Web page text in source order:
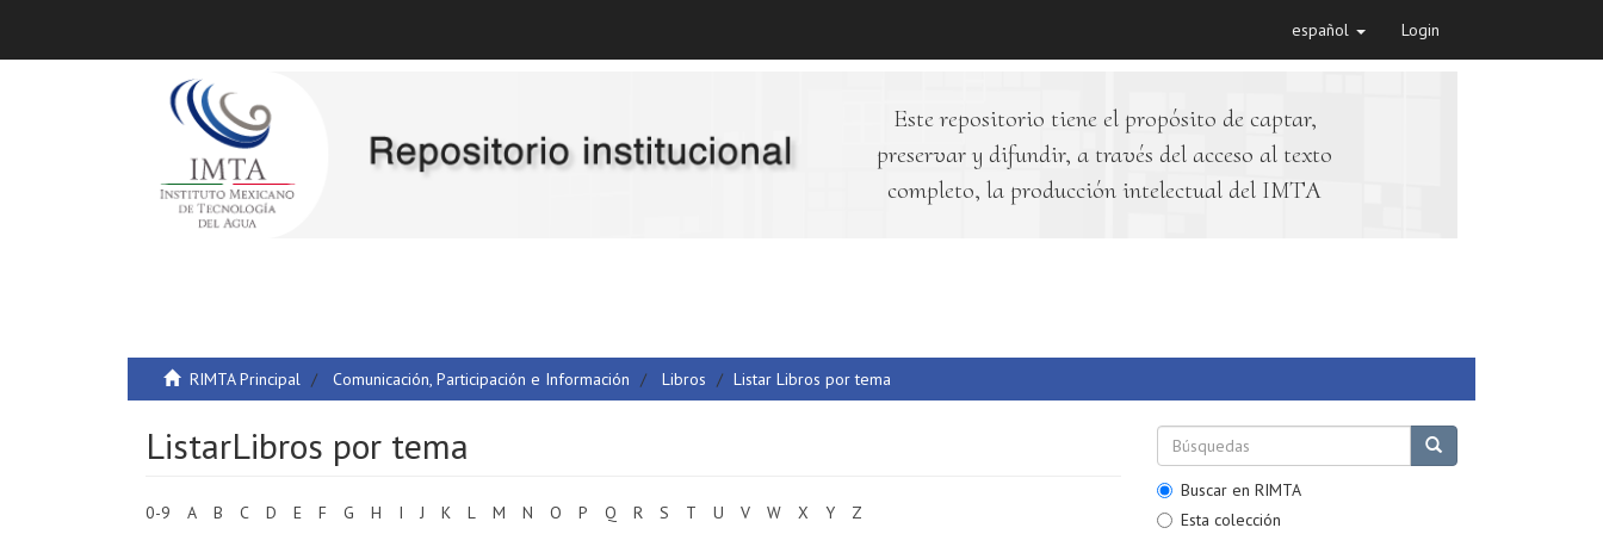
español Login
Este repositorio tiene el propósito de captar,
preservar y difundir, a través del acceso al texto
completo, la producción intelectual del IMTA
RIMTA Principal Comunicación, Participación e Información Libros Listar Libros por tema
ListarLibros por tema
0-9 A B C D E F G H I J K L M N O P Q R S T U V W X Y Z
Buscar en RIMTA
Esta colección